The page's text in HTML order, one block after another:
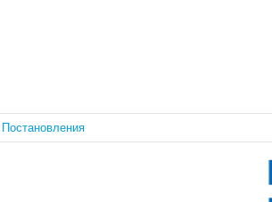
Постановления